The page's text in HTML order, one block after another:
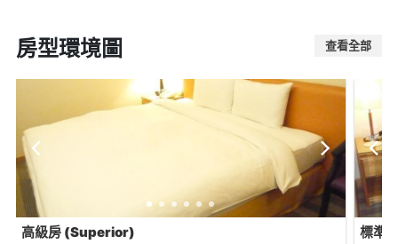
房型環境圖 查看全部
高級房 (Superior) 標準